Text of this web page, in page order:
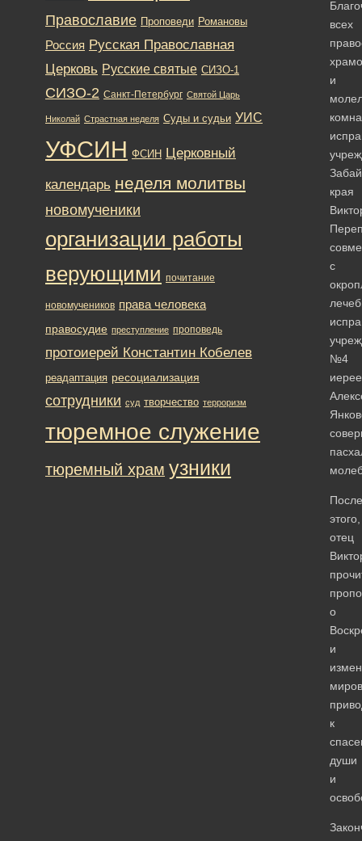
всех
и
края
с
№4
После
этого,
отец
о
и
к
души
и
Православие Проповеди Романовы
Россия Русская Православная
Церковь Русские святые СИЗО-1
СИЗО-2 Санкт-Петербург Святой Царь
Николай Страстная неделя Суды и судьи УИС
УФСИН ФСИН Церковный
календарь неделя молитвы
новомученики
организации работы
верующими почитание
новомучеников права человека
правосудие преступление проповедь
протоиерей Константин Кобелев
реадаптация ресоциализация
сотрудники суд творчество терроризм
тюремное служение
тюремный храм узники